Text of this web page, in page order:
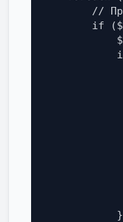
//
if
            }